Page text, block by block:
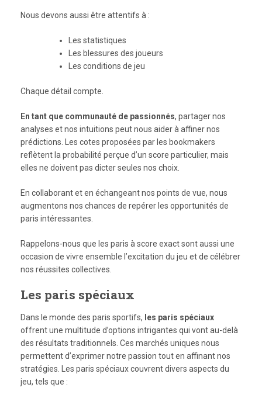
Nous devons aussi être attentifs à :
Les statistiques
Les blessures des joueurs
Les conditions de jeu
Chaque détail compte.
En tant que communauté de passionnés, partager nos
analyses et nos intuitions peut nous aider à affiner nos
prédictions. Les cotes proposées par les bookmakers
reflètent la probabilité perçue d’un score particulier, mais
elles ne doivent pas dicter seules nos choix.
En collaborant et en échangeant nos points de vue, nous
augmentons nos chances de repérer les opportunités de
paris intéressantes.
Rappelons-nous que les paris à score exact sont aussi une
occasion de vivre ensemble l’excitation du jeu et de célébrer
nos réussites collectives.
Les paris spéciaux
Dans le monde des paris sportifs, les paris spéciaux
offrent une multitude d’options intrigantes qui vont au-delà
des résultats traditionnels. Ces marchés uniques nous
permettent d’exprimer notre passion tout en affinant nos
stratégies. Les paris spéciaux couvrent divers aspects du
jeu, tels que :